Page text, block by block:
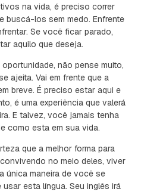
na vida, é preciso correr
buscá-los sem medo. Enfrente
Se você ficar parado,
aquilo que deseja.
não pense muito,
ajeita. Vai em frente que a
breve. É preciso estar aqui e
é uma experiência que valerá
E talvez, você jamais tenha
como esta em sua vida.
que a melhor forma para
no meio deles, viver
única maneira de você se
esta língua. Seu inglês irá